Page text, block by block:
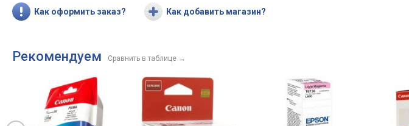
Как оформить заказ? Как добавить магазин?
Рекомендуем Сравнить в таблице →